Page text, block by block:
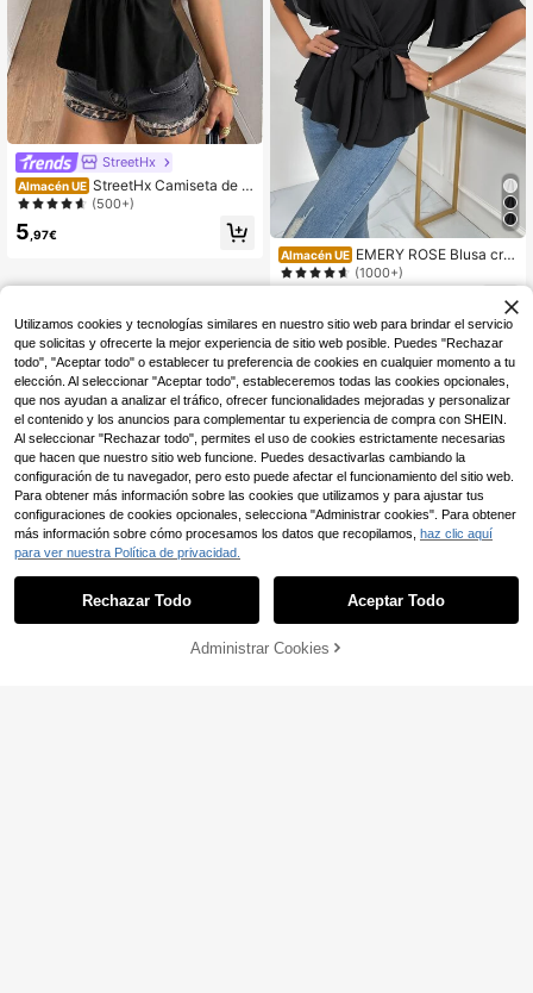
StreetHx
Almacén UE StreetHx Camiseta de m
anga corta con cintura ceñida y baj
er, verano
(500+)
5 ,97€
Almacén UE EMERY ROSE Blusa cru
zada con cinturón y cuello en V, co
n top de corte peplum
(1000+)
COMPRAR AHORA AÑADIR A LA BOLSA
Utilizamos cookies y tecnologías similares en nuestro sitio web para brindar el servicio
que solicitas y ofrecerte la mejor experiencia de sitio web posible. Puedes "Rechazar
todo", "Aceptar todo" o establecer tu preferencia de cookies en cualquier momento a tu
elección. Al seleccionar "Aceptar todo", estableceremos todas las cookies opcionales,
que nos ayudan a analizar el tráfico, ofrecer funcionalidades mejoradas y personalizar
el contenido y los anuncios para complementar tu experiencia de compra con SHEIN.
Al seleccionar "Rechazar todo", permites el uso de cookies estrictamente necesarias
que hacen que nuestro sitio web funcione. Puedes desactivarlas cambiando la
configuración de tu navegador, pero esto puede afectar el funcionamiento del sitio web.
Para obtener más información sobre las cookies que utilizamos y para ajustar tus
configuraciones de cookies opcionales, selecciona "Administrar cookies". Para obtener
más información sobre cómo procesamos los datos que recopilamos, haz clic aquí
para ver nuestra Política de privacidad.
Rechazar Todo Aceptar Todo
Administrar Cookies